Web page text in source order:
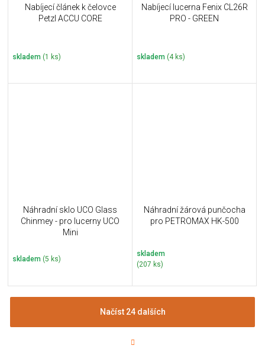
Nabíjecí článek k čelovce
Petzl ACCU CORE
skladem (1 ks)
Nabíjecí lucerna Fenix CL26R
PRO - GREEN
skladem (4 ks)
Náhradní sklo UCO Glass
Chinmey - pro lucerny UCO
Mini
skladem (5 ks)
Náhradní žárová punčocha
pro PETROMAX HK-500
skladem
(207 ks)
Načíst 24 dalších
t